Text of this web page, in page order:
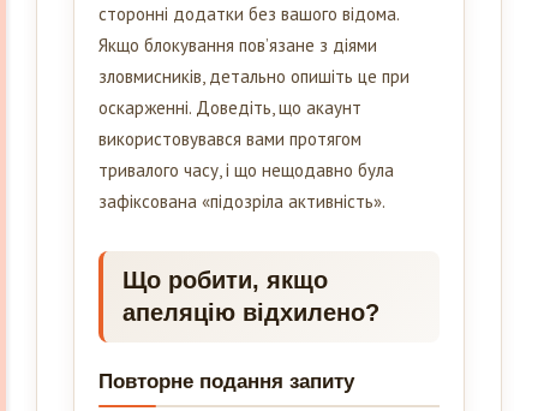
сторонні додатки без вашого відома.
Якщо блокування пов’язане з діями
зловмисників, детально опишіть це при
оскарженні. Доведіть, що акаунт
використовувався вами протягом
тривалого часу, і що нещодавно була
зафіксована «підозріла активність».
Що робити, якщо
апеляцію відхилено?
Повторне подання запиту